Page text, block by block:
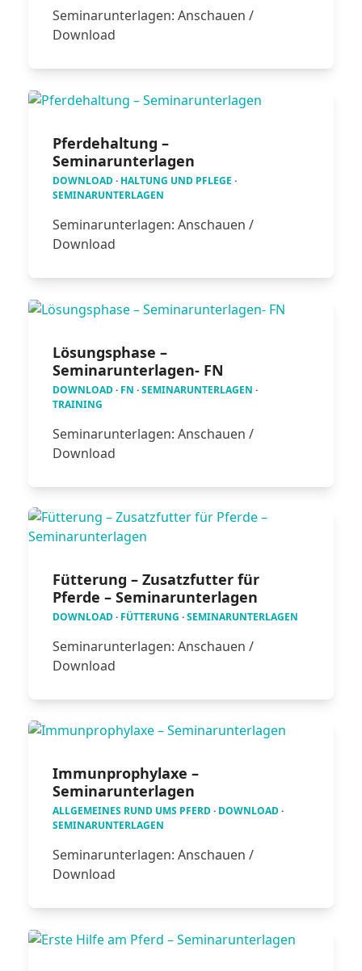
Seminarunterlagen: Anschauen /
Download
Pferdehaltung –
Seminarunterlagen
DOWNLOAD· HALTUNG UND PFLEGE ·
SEMINARUNTERLAGEN
Seminarunterlagen: Anschauen /
Download
Lösungsphase –
Seminarunterlagen- FN
DOWNLOAD· FN ·SEMINARUNTERLAGEN ·
TRAINING
Seminarunterlagen: Anschauen /
Download
Fütterung – Zusatzfutter für
Pferde – Seminarunterlagen
DOWNLOAD· FÜTTERUNG ·SEMINARUNTERLAGEN
Seminarunterlagen: Anschauen /
Download
Immunprophylaxe –
Seminarunterlagen
ALLGEMEINES RUND UMS PFERD· DOWNLOAD·
SEMINARUNTERLAGEN
Seminarunterlagen: Anschauen /
Download